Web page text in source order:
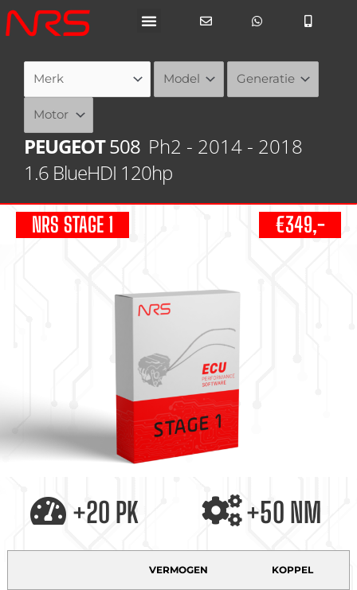
Ga
naar
PEUGEOT508 Ph2 - 2014 - 2018
1.6 BlueHDI 120hp
NRS STAGE 1 €349,-
+20 PK +50 NM
VERMOGEN KOPPEL